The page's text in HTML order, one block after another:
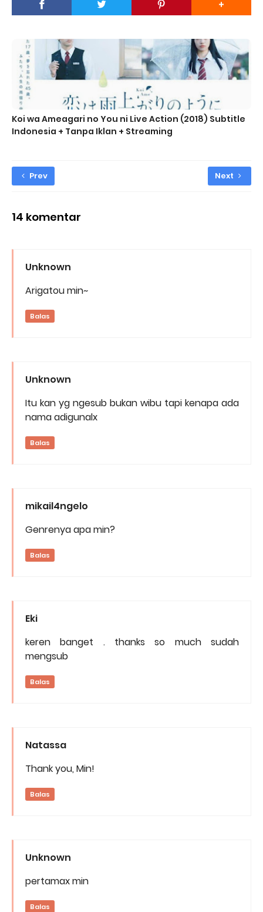
Koi wa Ameagari no You ni Live Action (2018) Subtitle
Indonesia + Tanpa Iklan + Streaming
Prev Next
14 komentar
Unknown
Arigatou min~
Balas
Unknown
Itu kan yg ngesub bukan wibu tapi kenapa ada
nama adigunalx
Balas
mikail4ngelo
Genrenya apa min?
Balas
Eki
keren banget . thanks so much sudah
mengsub
Balas
Natassa
Thank you, Min!
Balas
Unknown
pertamax min
Balas